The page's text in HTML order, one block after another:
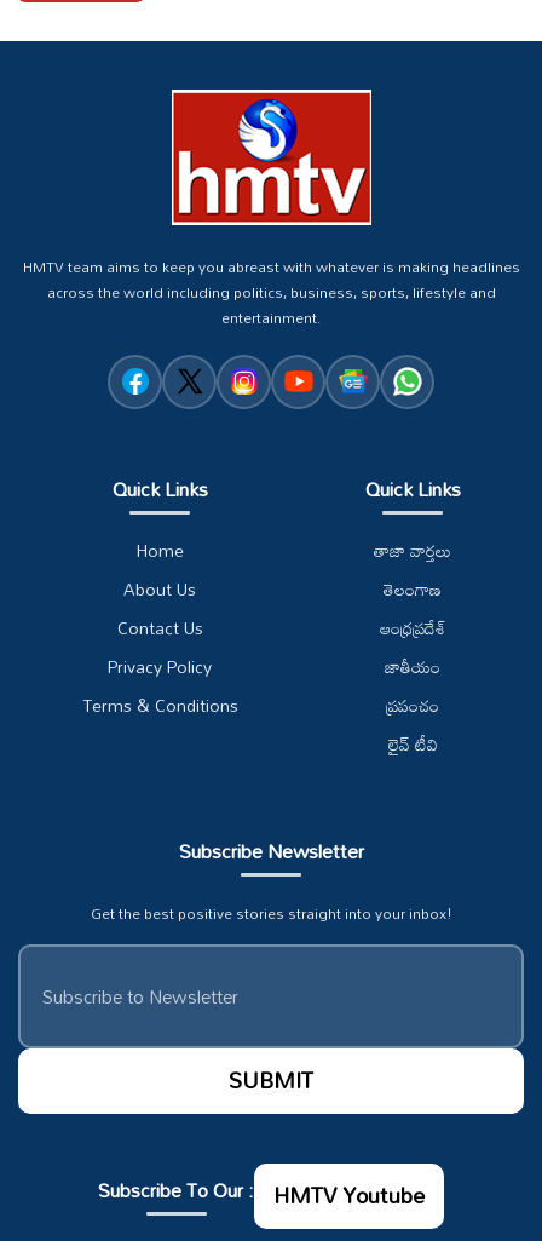
HMTV team aims to keep you abreast with whatever is making headlines
across the world including politics, business, sports, lifestyle and
entertainment.
Quick Links
Home
About Us
Contact Us
Privacy Policy
Terms & Conditions
Quick Links
తాజా వార్తలు
తెలంగాణ
ఆంధ్రప్రదేశ్
జాతీయం
ప్రపంచం
లైవ్ టీవి
Subscribe Newsletter
Get the best positive stories straight into your inbox!
Subscribe To Our : HMTV Youtube